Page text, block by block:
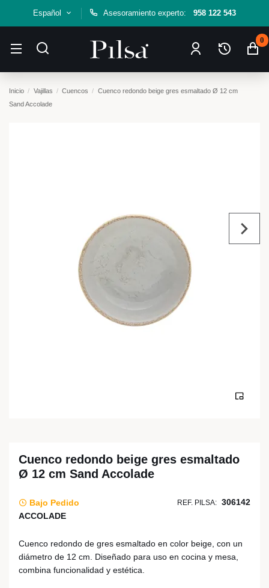
Español Asesoramiento experto: 958 122 543
0
Inicio Vajillas Cuencos
Cuenco redondo beige gres esmaltado Ø 12 cm
Sand Accolade
Cuenco redondo beige gres esmaltado
Ø 12 cm Sand Accolade
Bajo Pedido REF. PILSA: 306142
ACCOLADE
Cuenco redondo de gres esmaltado en color beige, con un
diámetro de 12 cm. Diseñado para uso en cocina y mesa,
combina funcionalidad y estética.